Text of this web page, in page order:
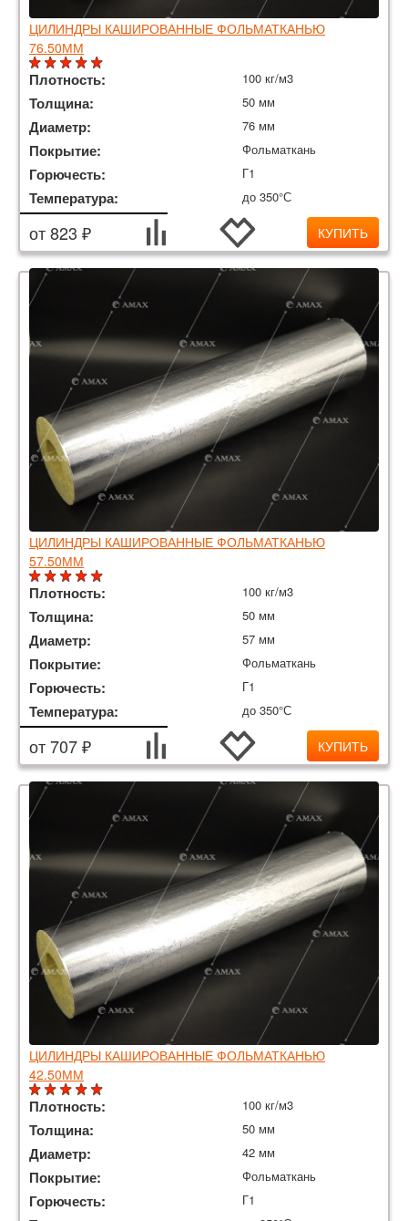
ЦИЛИНДРЫ КАШИРОВАННЫЕ ФОЛЬМАТКАНЬЮ
76.50ММ
Плотность: 100 кг/м3
Толщина: 50 мм
Диаметр: 76 мм
Покрытие: Фольматкань
Горючесть: Г1
Температура: до 350°С
от 823 ₽ КУПИТЬ
ЦИЛИНДРЫ КАШИРОВАННЫЕ ФОЛЬМАТКАНЬЮ
57.50ММ
Плотность: 100 кг/м3
Толщина: 50 мм
Диаметр: 57 мм
Покрытие: Фольматкань
Горючесть: Г1
Температура: до 350°С
от 707 ₽ КУПИТЬ
ЦИЛИНДРЫ КАШИРОВАННЫЕ ФОЛЬМАТКАНЬЮ
42.50ММ
Плотность: 100 кг/м3
Толщина: 50 мм
Диаметр: 42 мм
Покрытие: Фольматкань
Горючесть: Г1